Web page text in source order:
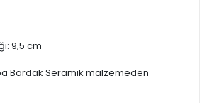
9,5 cm
Bardak Seramik malzemeden